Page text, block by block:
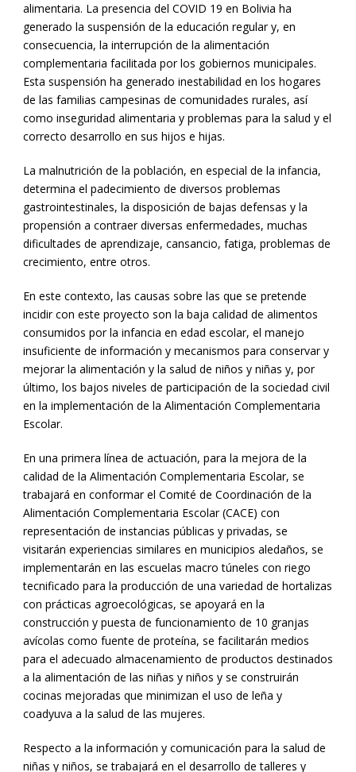
alimentaria. La presencia del COVID 19 en Bolivia ha
generado la suspensión de la educación regular y, en
consecuencia, la interrupción de la alimentación
complementaria facilitada por los gobiernos municipales.
Esta suspensión ha generado inestabilidad en los hogares
de las familias campesinas de comunidades rurales, así
como inseguridad alimentaria y problemas para la salud y el
correcto desarrollo en sus hijos e hijas.
La malnutrición de la población, en especial de la infancia,
determina el padecimiento de diversos problemas
gastrointestinales, la disposición de bajas defensas y la
propensión a contraer diversas enfermedades, muchas
dificultades de aprendizaje, cansancio, fatiga, problemas de
crecimiento, entre otros.
En este contexto, las causas sobre las que se pretende
incidir con este proyecto son la baja calidad de alimentos
consumidos por la infancia en edad escolar, el manejo
insuficiente de información y mecanismos para conservar y
mejorar la alimentación y la salud de niños y niñas y, por
último, los bajos niveles de participación de la sociedad civil
en la implementación de la Alimentación Complementaria
Escolar.
En una primera línea de actuación, para la mejora de la
calidad de la Alimentación Complementaria Escolar, se
trabajará en conformar el Comité de Coordinación de la
Alimentación Complementaria Escolar (CACE) con
representación de instancias públicas y privadas, se
visitarán experiencias similares en municipios aledaños, se
implementarán en las escuelas macro túneles con riego
tecnificado para la producción de una variedad de hortalizas
con prácticas agroecológicas, se apoyará en la
construcción y puesta de funcionamiento de 10 granjas
avícolas como fuente de proteína, se facilitarán medios
para el adecuado almacenamiento de productos destinados
a la alimentación de las niñas y niños y se construirán
cocinas mejoradas que minimizan el uso de leña y
coadyuva a la salud de las mujeres.
Respecto a la información y comunicación para la salud de
niñas y niños, se trabajará en el desarrollo de talleres y